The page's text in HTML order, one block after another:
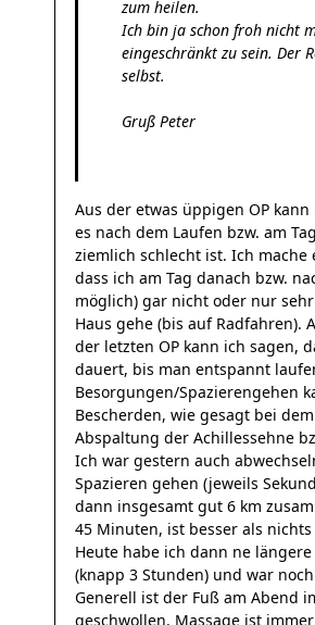
zum heilen.
Ich bin ja schon froh nicht
eingeschränkt zu sein. Der
selbst.
Gruß Peter
Aus der etwas üppigen OP
es nach dem Laufen bzw. am
ziemlich schlecht ist. Ich mache
dass ich am Tag danach bzw.
möglich) gar nicht oder nur
Haus gehe (bis auf Radfahren).
der letzten OP kann ich sagen,
dauert, bis man entspannt
Besorgungen/Spazierengehen
Bescherden, wie gesagt bei
Abspaltung der Achillessehne
Ich war gestern auch
Spazieren gehen (jeweils
dann insgesamt gut 6 km
45 Minuten, ist besser als nichts
Heute habe ich dann ne
(knapp 3 Stunden) und war
Generell ist der Fuß am Abend
geschwollen. Massage ist